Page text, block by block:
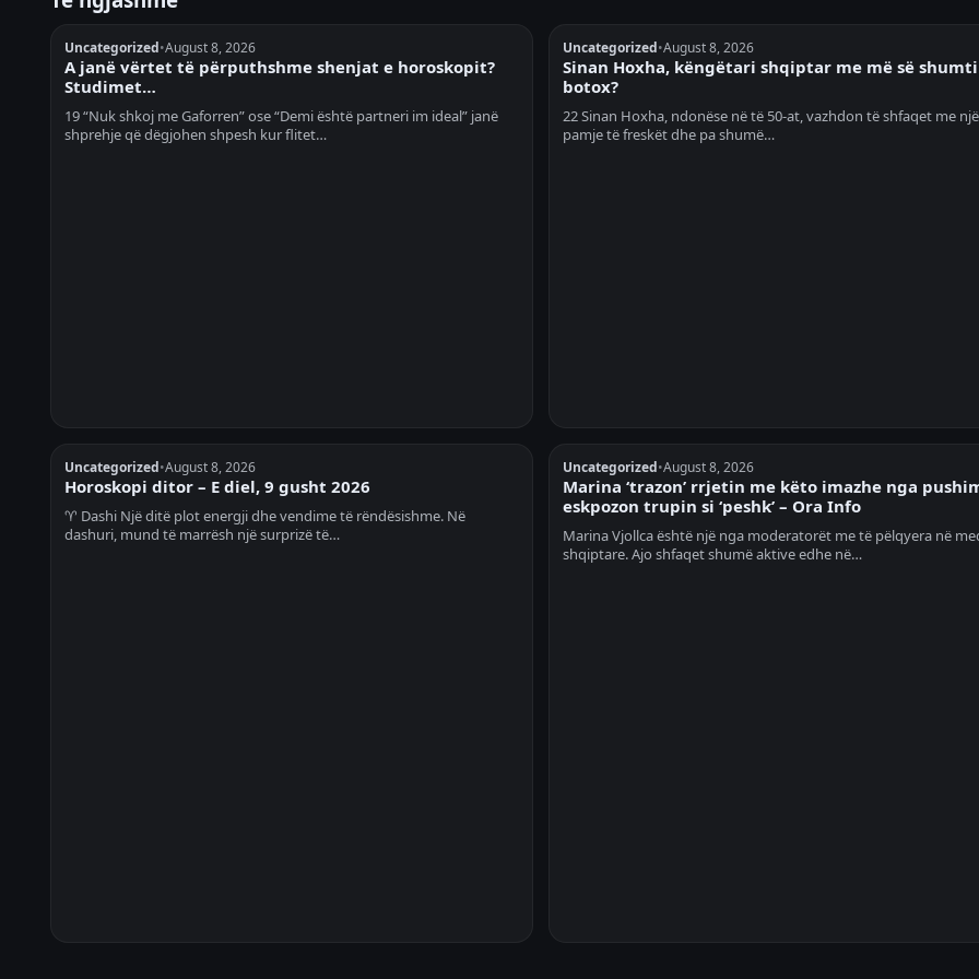
Uncategorized•August 8, 2026
A janë vërtet të përputhshme shenjat e horoskopit?
Studimet…
19 “Nuk shkoj me Gaforren” ose “Demi është partneri im ideal” janë
shprehje që dëgjohen shpesh kur flitet…
Uncategorized•August 8, 2026
Sinan Hoxha, këngëtari shqiptar me më së shumti
botox?
22 Sinan Hoxha, ndonëse në të 50-at, vazhdon të shfaqet me një
pamje të freskët dhe pa shumë…
Uncategorized•August 8, 2026
Horoskopi ditor – E diel, 9 gusht 2026
♈ Dashi Një ditë plot energji dhe vendime të rëndësishme. Në
dashuri, mund të marrësh një surprizë të…
Uncategorized•August 8, 2026
Marina ‘trazon’ rrjetin me këto imazhe nga
eskpozon trupin si ‘peshk’ – Ora Info
Marina Vjollca është një nga moderatorët me të pëlqyera në
shqiptare. Ajo shfaqet shumë aktive edhe në…